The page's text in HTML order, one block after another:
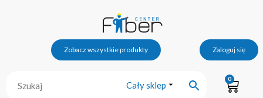
Zobacz wszystkie produkty Zaloguj się
Cały sklep
0